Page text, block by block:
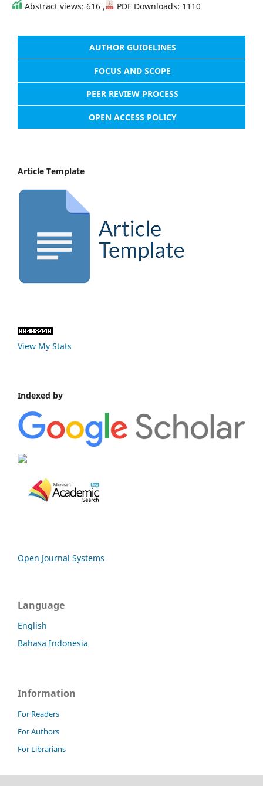
Abstract views: 616 , PDF Downloads: 1110
AUTHOR GUIDELINES
FOCUS AND SCOPE
PEER REVIEW PROCESS
OPEN ACCESS POLICY
Article Template
View My Stats
Indexed by
Open Journal Systems
Language
English
Bahasa Indonesia
Information
For Readers
For Authors
For Librarians